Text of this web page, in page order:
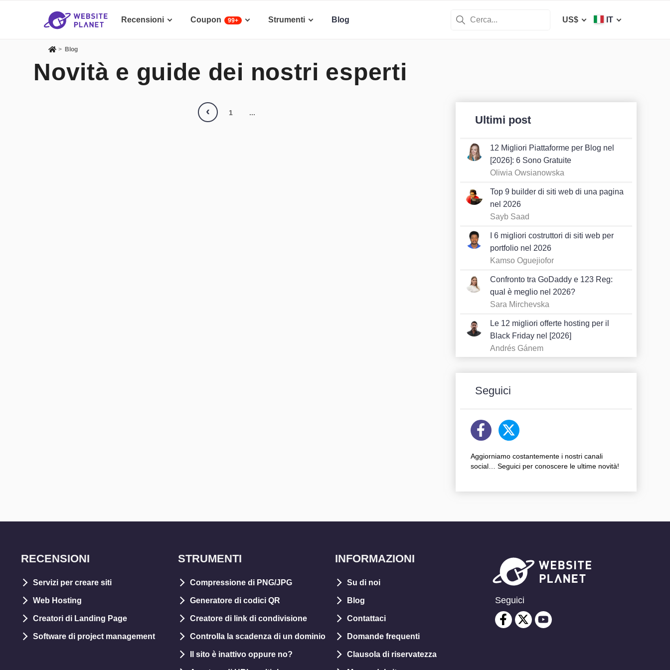
Recensioni Coupon 99+ Strumenti Blog US$ IT
> Blog
Novità e guide dei nostri esperti
‹ 1 ...
Ultimi post
12 Migliori Piattaforme per Blog nel
[2026]: 6 Sono Gratuite
Oliwia Owsianowska
Top 9 builder di siti web di una pagina
nel 2026
Sayb Saad
I 6 migliori costruttori di siti web per
portfolio nel 2026
Kamso Oguejiofor
Confronto tra GoDaddy e 123 Reg:
qual è meglio nel 2026?
Sara Mirchevska
Le 12 migliori offerte hosting per il
Black Friday nel [2026]
Andrés Gánem
Seguici
Aggiorniamo costantemente i nostri canali
social… Seguici per conoscere le ultime novità!
RECENSIONI
Servizi per creare siti
Web Hosting
Creatori di Landing Page
Software di project management
STRUMENTI
Compressione di PNG/JPG
Generatore di codici QR
Creatore di link di condivisione
Controlla la scadenza di un dominio
Il sito è inattivo oppure no?
INFORMAZIONI
Su di noi
Blog
Contattaci
Domande frequenti
Clausola di riservatezza
Seguici